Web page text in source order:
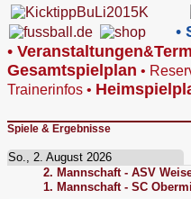
•
• Veranstaltungen&
Gesamtspielplan •
Trainerinfos •
Spiele & Ergebnisse
So., 2. August 2026
2. Mannschaft - ASV
1. Mannschaft - SC